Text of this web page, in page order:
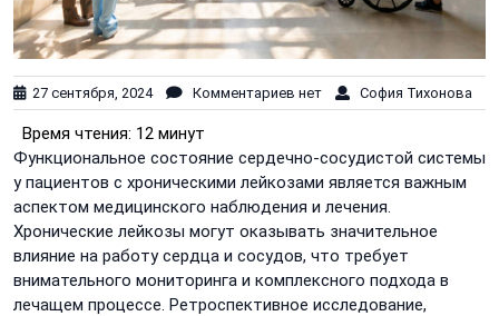
27 сентября, 2024 Комментариев нет София Тихонова
Время чтения: 12 минут
Функциональное состояние сердечно-сосудистой системы
у пациентов с хроническими лейкозами является важным
аспектом медицинского наблюдения и лечения.
Хронические лейкозы могут оказывать значительное
влияние на работу сердца и сосудов, что требует
внимательного мониторинга и комплексного подхода в
лечащем процессе. Ретроспективное исследование,